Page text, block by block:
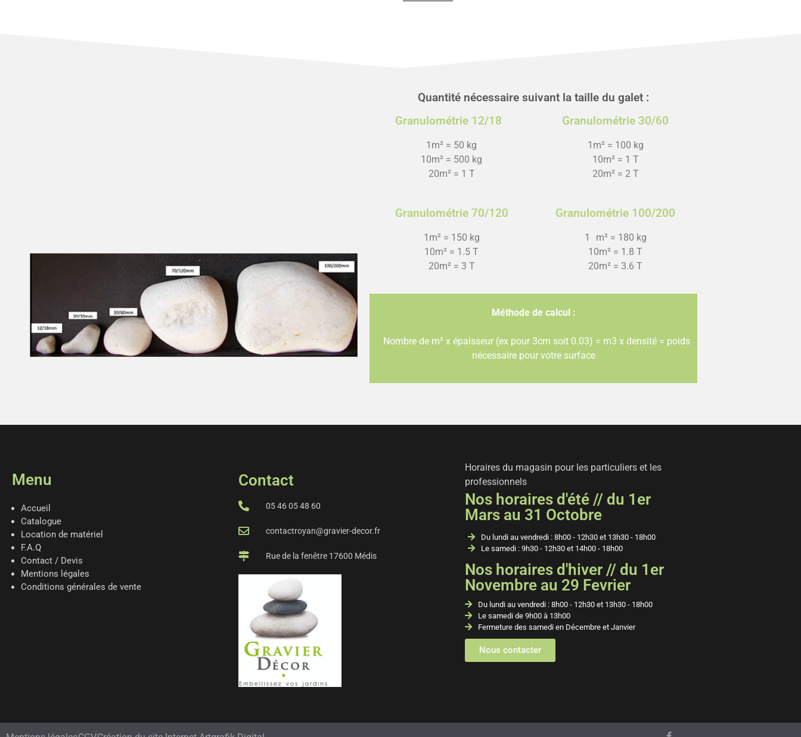
Quantité nécessaire suivant la taille du galet :
Granulométrie 12/18
1m² = 50 kg
10m² = 500 kg
20m² = 1 T
Granulométrie 30/60
1m² = 100 kg
10m² = 1 T
20m² = 2 T
Granulométrie 70/120
1m² = 150 kg
10m² = 1.5 T
20m² = 3 T
Granulométrie 100/200
1 m² = 180 kg
10m² = 1.8 T
20m² = 3.6 T
Méthode de calcul :
Nombre de m² x épaisseur (ex pour 3cm soit 0.03) = m3 x densité = poids
nécessaire pour votre surface
Menu
Accueil
Catalogue
Location de matériel
F.A.Q
Contact / Devis
Mentions légales
Conditions générales de vente
Contact
05 46 05 48 60
contactroyan@gravier-decor.fr
Rue de la fenêtre 17600 Médis
Horaires du magasin pour les particuliers et les
professionnels
Nos horaires d'été // du 1er
Mars au 31 Octobre
Du lundi au vendredi : 8h00 - 12h30 et 13h30 - 18h00
Le samedi : 9h30 - 12h30 et 14h00 - 18h00
Nos horaires d'hiver // du 1er
Novembre au 29 Fevrier
Du lundi au vendredi : 8h00 - 12h30 et 13h30 - 18h00
Le samedi de 9h00 à 13h00
Fermeture des samedi en Décembre et Janvier
Nous contacter